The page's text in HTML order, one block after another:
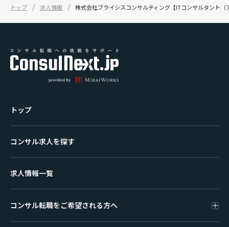
トップ 求人情報 株式会社ブライシスコンサルティング【ITコンサルタント（
トップ
コンサル求人を探す
求人情報一覧
コンサル転職をご希望される方へ